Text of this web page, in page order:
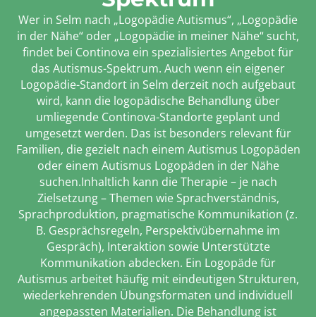
Wer in Selm nach „Logopädie Autismus“, „Logopädie
in der Nähe“ oder „Logopädie in meiner Nähe“ sucht,
findet bei Continova ein spezialisiertes Angebot für
das Autismus-Spektrum. Auch wenn ein eigener
Logopädie-Standort in Selm derzeit noch aufgebaut
wird, kann die logopädische Behandlung über
umliegende Continova-Standorte geplant und
umgesetzt werden. Das ist besonders relevant für
Familien, die gezielt nach einem Autismus Logopäden
oder einem Autismus Logopäden in der Nähe
suchen.Inhaltlich kann die Therapie – je nach
Zielsetzung – Themen wie Sprachverständnis,
Sprachproduktion, pragmatische Kommunikation (z.
B. Gesprächsregeln, Perspektivübernahme im
Gespräch), Interaktion sowie Unterstützte
Kommunikation abdecken. Ein Logopäde für
Autismus arbeitet häufig mit eindeutigen Strukturen,
wiederkehrenden Übungsformaten und individuell
angepassten Materialien. Die Behandlung ist